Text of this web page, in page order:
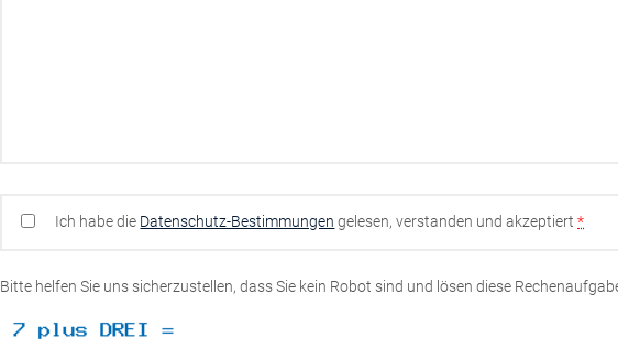
Ich habe die Datenschutz-Bestimmungen gelesen, verstanden und akzeptiert*
Bitte helfen Sie uns sicherzustellen, dass Sie kein Robot sind und lösen diese